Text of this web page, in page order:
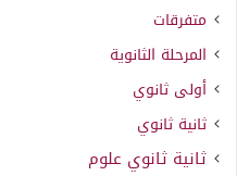
متفرقات
المرحلة الثانوية
أولى ثانوي
ثانية ثانوي
ثانية ثانوي علوم